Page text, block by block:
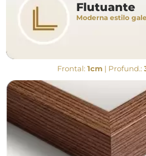
Flutuante
Moderna estilo
Frontal: 1cm | Profund.: